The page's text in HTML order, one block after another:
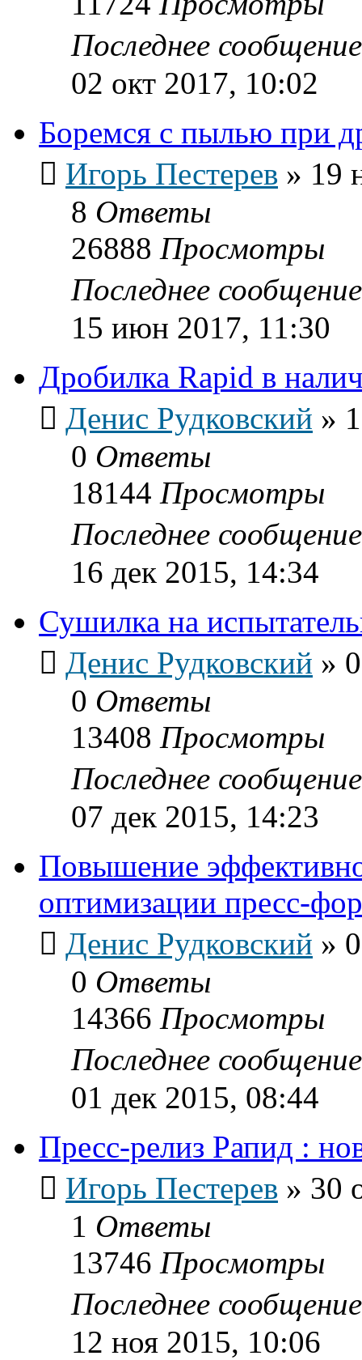
Последнее
02 окт 2017, 10:02
Боремся с пылью при
Игорь Пестерев » 19
8 Ответы
26888 Просмотры
Последнее
15 июн 2017, 11:30
Дробилка Rapid в
Денис Рудковский »
0 Ответы
18144 Просмотры
Последнее
16 дек 2015, 14:34
Сушилка на
Денис Рудковский »
0 Ответы
13408 Просмотры
Последнее
07 дек 2015, 14:23
Повышение
оптимизации пресс-
Денис Рудковский »
0 Ответы
14366 Просмотры
Последнее
01 дек 2015, 08:44
Пресс-релиз Рапид :
Игорь Пестерев » 30
1 Ответы
13746 Просмотры
Последнее
12 ноя 2015, 10:06